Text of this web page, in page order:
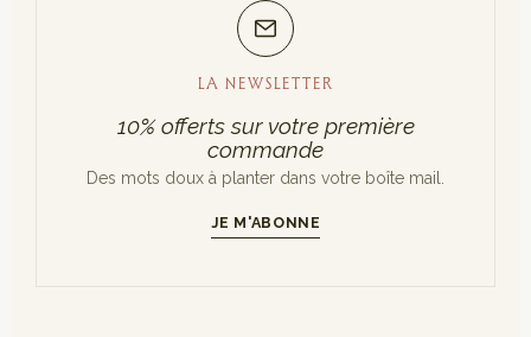
LA NEWSLETTER
10% offerts sur votre première
commande
Des mots doux à planter dans votre boîte mail.
JE M'ABONNE